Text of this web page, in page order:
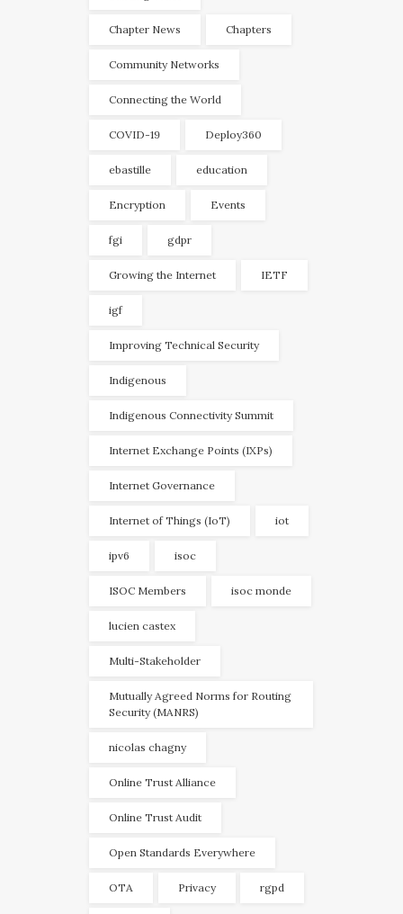
Chapter News Chapters
Community Networks
Connecting the World
COVID-19 Deploy360
ebastille education
Encryption Events
fgi gdpr
Growing the Internet IETF
igf
Improving Technical Security
Indigenous
Indigenous Connectivity Summit
Internet Exchange Points (IXPs)
Internet Governance
Internet of Things (IoT) iot
ipv6 isoc
ISOC Members isoc monde
lucien castex
Multi-Stakeholder
Mutually Agreed Norms for Routing
Security (MANRS)
nicolas chagny
Online Trust Alliance
Online Trust Audit
Open Standards Everywhere
OTA Privacy rgpd